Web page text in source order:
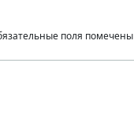
поля помечены